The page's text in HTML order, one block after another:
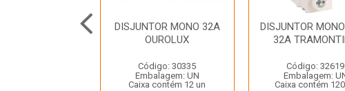
DISJUNTOR MONO 32A
OUROLUX
Código: 30335
Embalagem: UN
Caixa contém 12 un
DISJUNTOR
32A
Código: 32619
Embalagem:
Caixa contém